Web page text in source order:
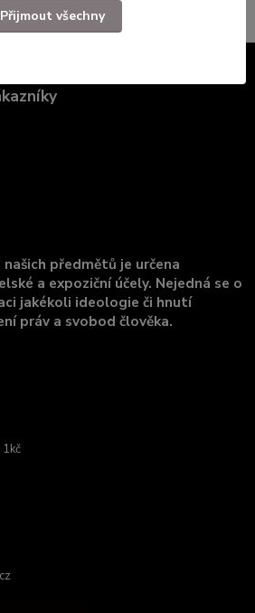
předmětů je určena
a expoziční účely. Nejedná se o
jakékoli ideologie či hnutí
práv a svobod člověka.
Přijmout všechny